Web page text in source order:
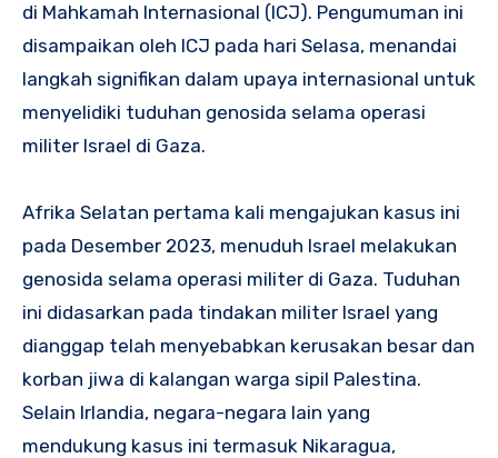
di Mahkamah Internasional (ICJ). Pengumuman ini
disampaikan oleh ICJ pada hari Selasa, menandai
langkah signifikan dalam upaya internasional untuk
menyelidiki tuduhan genosida selama operasi
militer Israel di Gaza.
Afrika Selatan pertama kali mengajukan kasus ini
pada Desember 2023, menuduh Israel melakukan
genosida selama operasi militer di Gaza. Tuduhan
ini didasarkan pada tindakan militer Israel yang
dianggap telah menyebabkan kerusakan besar dan
korban jiwa di kalangan warga sipil Palestina.
Selain Irlandia, negara-negara lain yang
mendukung kasus ini termasuk Nikaragua,